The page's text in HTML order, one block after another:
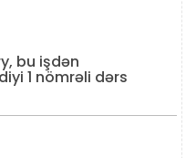
bu işdən
1 nömrəli dərs